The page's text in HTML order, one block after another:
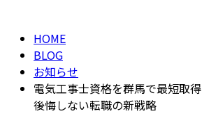
HOME
BLOG
お知らせ
電気工事士資格を群馬で最短取
後悔しない転職の新戦略